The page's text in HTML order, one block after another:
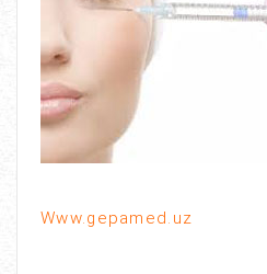
Www.gepamed.uz